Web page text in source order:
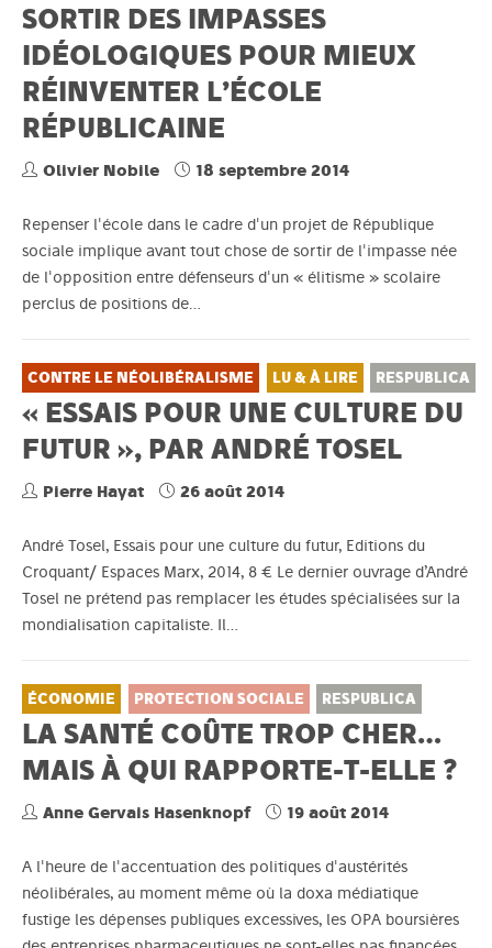
SORTIR DES IMPASSES
IDÉOLOGIQUES POUR MIEUX
RÉINVENTER L’ÉCOLE
RÉPUBLICAINE
Olivier Nobile 18 septembre 2014
Repenser l'école dans le cadre d'un projet de République
sociale implique avant tout chose de sortir de l'impasse née
de l'opposition entre défenseurs d'un « élitisme » scolaire
perclus de positions de…
CONTRE LE NÉOLIBÉRALISME LU & À LIRE RESPUBLICA
« ESSAIS POUR UNE CULTURE DU
FUTUR », PAR ANDRÉ TOSEL
Pierre Hayat 26 août 2014
André Tosel, Essais pour une culture du futur, Editions du
Croquant/ Espaces Marx, 2014, 8 € Le dernier ouvrage d’André
Tosel ne prétend pas remplacer les études spécialisées sur la
mondialisation capitaliste. Il…
ÉCONOMIE PROTECTION SOCIALE RESPUBLICA
LA SANTÉ COÛTE TROP CHER…
MAIS À QUI RAPPORTE-T-ELLE ?
Anne Gervais Hasenknopf 19 août 2014
A l'heure de l'accentuation des politiques d'austérités
néolibérales, au moment même où la doxa médiatique
fustige les dépenses publiques excessives, les OPA boursières